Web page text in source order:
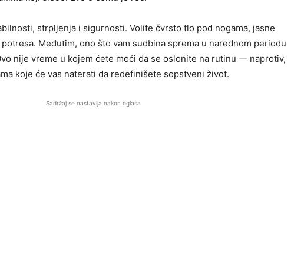
strpljenja i sigurnosti. Volite čvrsto tlo pod nogama, jasne
Međutim, ono što vam sudbina sprema u narednom periodu
nije vreme u kojem ćete moći da se oslonite na rutinu — naprotiv,
koje će vas naterati da redefinišete sopstveni život.
Sadržaj se nastavlja nakon oglasa